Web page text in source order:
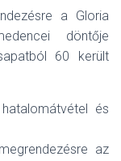
a Gloria
döntője
60 került
és
az